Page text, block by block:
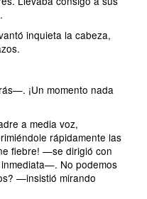
inquieta la cabeza,
¡Un momento nada
a media voz,
rápidamente las
fiebre! —se dirigió con
No podemos
—insistió mirando